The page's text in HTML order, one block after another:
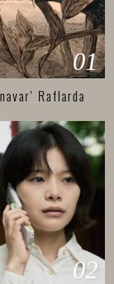
01
Raflarda
02